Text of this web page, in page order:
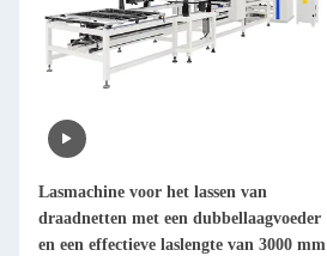
Lasmachine voor het lassen van
draadnetten met een dubbellaagvoeder
en een effectieve laslengte van 3000 mm